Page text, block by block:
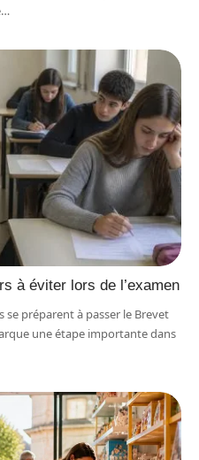
…
à éviter lors de l’examen
se préparent à passer le Brevet
une étape importante dans